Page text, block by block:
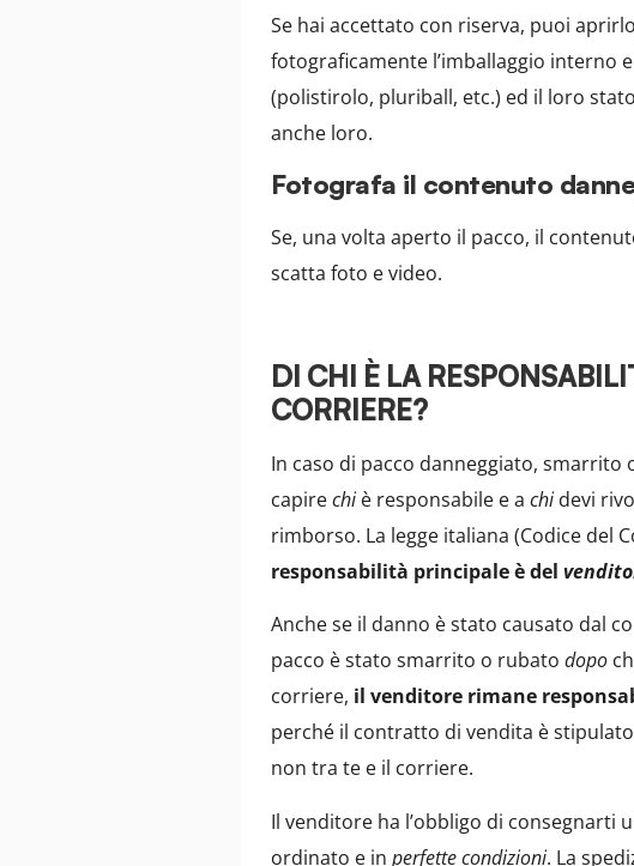
Se hai accettato con riserva, puoi
fotograficamente l’imballaggio interno
(polistirolo, pluriball, etc.) ed il loro
anche loro.
Fotografa il contenuto
Se, una volta aperto il pacco, il
scatta foto e video.
DI CHI È LA
CORRIERE?
In caso di pacco danneggiato,
capirechi è responsabile e achi devi
rimborso. La legge italiana (Codice del
responsabilità principale è del
Anche se il danno è stato causato dal
pacco è stato smarrito o rubatodopo
corriere, il venditore rimane
perché il contratto di vendita è
non tra te e il corriere.
Il venditore ha l’obbligo di consegnarti
ordinato e inperfette condizioni. La